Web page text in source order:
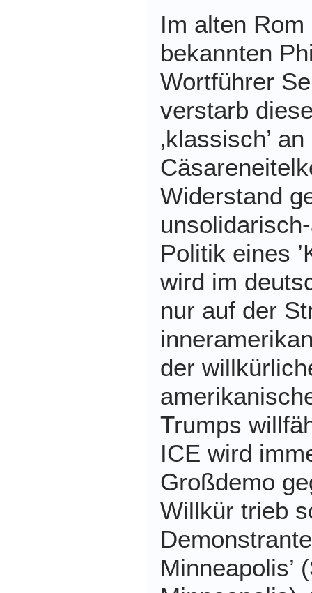
Im alten
bekannten
Wortführer
verstarb
‚klassisch’
Widerstand
Politik eines
wird im
nur auf der
der
Trumps
ICE wird
Großdemo
Willkür trieb
Minneapolis’